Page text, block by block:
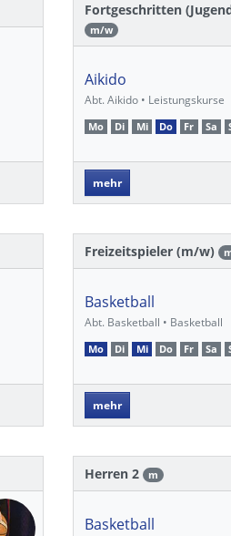
Fortgeschritten
m/w
Aikido
Abt. Aikido • Leistungskurse
Mo Di Mi Do Fr Sa
mehr
Freizeitspieler (m/w)
Basketball
Abt. Basketball • Basketball
Mo Di Mi Do Fr Sa
mehr
Herren 2 m
Basketball